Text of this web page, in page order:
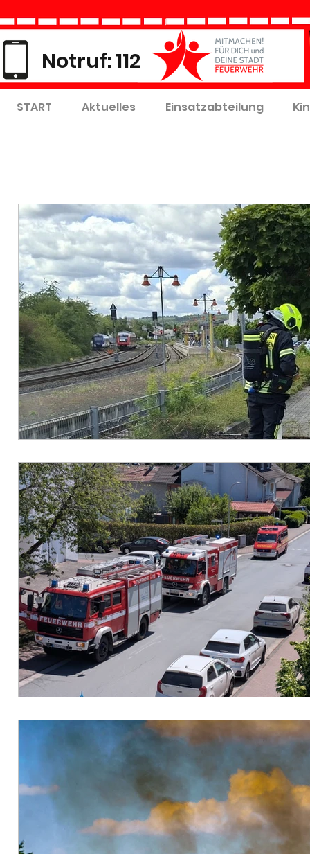
Notruf: 112
START Aktuelles Einsatzabteilung